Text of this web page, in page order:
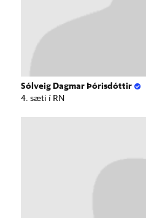
Sólveig Dagmar Þórisdóttir
4. sæti í RN